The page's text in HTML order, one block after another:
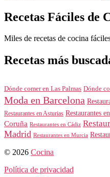
Recetas Fáciles de
Miles de recetas de cocina
Recetas más
Dónde comer en Las Palmas Dónde
Moda en Barcelona
Restaurantes en Asturias Restaurantes
Coruña Restaurantes en Cádiz
Madrid Restaurantes en Murcia
© 2026 Cocina
Política de privacidad